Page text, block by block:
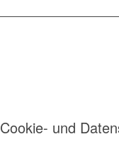
Cookie- und